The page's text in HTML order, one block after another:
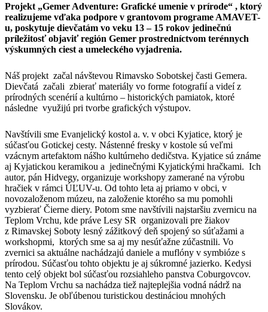
Projekt „Gemer Adventure: Grafické umenie v prírode“ , ktorý
realizujeme vďaka podpore v grantovom programe AMAVET-
u, poskytuje dievčatám vo veku 13 – 15 rokov jedinečnú
príležitosť objaviť región Gemer prostredníctvom terénnych
výskumných ciest a umeleckého vyjadrenia.
Náš projekt začal návštevou Rimavsko Sobotskej časti Gemera.
Dievčatá začali zbierať materiály vo forme fotografií a videí z
prírodných scenérií a kultúrno – historických pamiatok, ktoré
následne využijú pri tvorbe grafických výstupov.
Navštívili sme Evanjelický kostol a. v. v obci Kyjatice, ktorý je
súčasťou Gotickej cesty. Nástenné fresky v kostole sú veľmi
vzácnym artefaktom nášho kultúrneho dedičstva. Kyjatice sú známe
aj Kyjatickou keramikou a jedinečnými Kyjatickými hračkami. Ich
autor, pán Hidvegy, organizuje workshopy zamerané na výrobu
hračiek v rámci ÚĽUV-u. Od tohto leta aj priamo v obci, v
novozaloženom múzeu, na založenie ktorého sa mu pomohli
vyzbierať Čierne diery. Potom sme navštívili najstaršiu zvernicu na
Teplom Vrchu, kde práve Lesy SR organizovali pre žiakov
z Rimavskej Soboty lesný zážitkový deň spojený so súťažami a
workshopmi, ktorých sme sa aj my nesúťažne zúčastnili. Vo
zvernici sa aktuálne nachádzajú daniele a muflóny v symbióze s
prírodou. Súčasťou tohto objektu je aj súkromné jazierko. Kedysi
tento celý objekt bol súčasťou rozsiahleho panstva Coburgovcov.
Na Teplom Vrchu sa nachádza tiež najteplejšia vodná nádrž na
Slovensku. Je obľúbenou turistickou destináciou mnohých
Slovákov.